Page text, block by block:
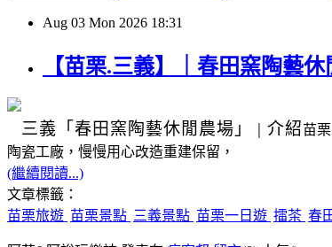
Aug 03 Mon 2026 18:31
【苗栗.三義】｜春田窯陶藝
三義 「春田窯陶藝休閒農場」 | 介紹苗
陶瓷工廠，慢慢用心改造重建保留，
(繼續閱讀...)
文章標籤：
苗栗旅遊 苗栗景點 三義景點 苗栗一日遊 擂茶 春